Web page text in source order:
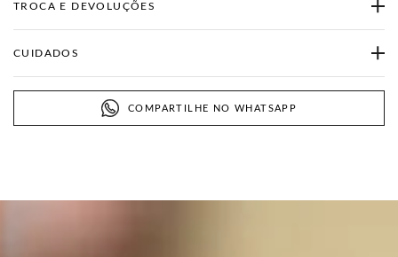
TROCA E DEVOLUÇÕES
CUIDADOS
COMPARTILHE NO WHATSAPP